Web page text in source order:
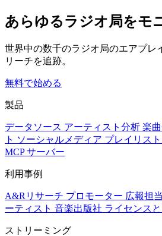
あらゆるラジオ局をモ
世界中の数千のラジオ局のエアプレ
リーチを追跡。
無料で始める
製品
データソース アーティスト分析 楽
ト ソーシャルメディア プレイリスト
MCP サーバー
利用事例
A&Rリサーチ プロモーター 広報担当
ーティスト 音楽出版社 ライセンス
ストリーミング